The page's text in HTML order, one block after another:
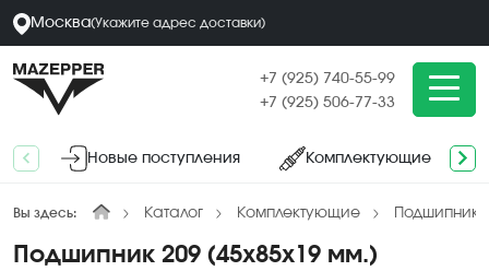
Москва(Укажите адрес доставки)
+7 (925) 740-55-99
+7 (925) 506-77-33
Новые поступления Комплектующие
Вы здесь: Каталог Комплектующие Подшипники
Подшипник 209 (45х85х19 мм.)